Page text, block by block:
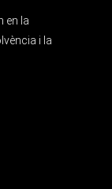
en la
i la